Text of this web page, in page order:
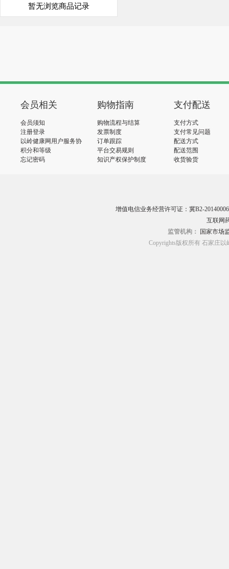
暂无浏览商品记录
会员相关
会员须知
注册登录
以岭健康网用户服务协
议
积分和等级
忘记密码
购物指南
购物流程与结算
发票制度
订单跟踪
平台交易规则
知识产权保护制度
支付配送
支付方式
支付常见问题
配送方式
配送范围
收货验货
增值电信业务经营许可证：冀B2-20140006
互联网
监管机构：
国家市场
Copyrights版权所有 石家庄